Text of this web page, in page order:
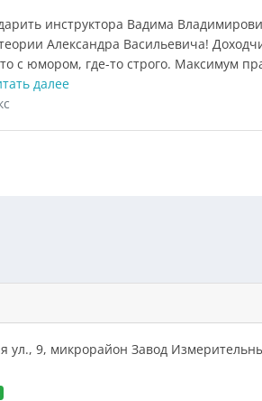
инструктора Вадима
Александра Васильевича!
с юмором, где-то строго. Максимум
далее
ул., 9, микрорайон Завод